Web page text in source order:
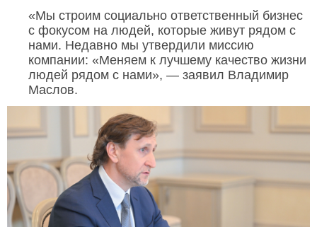
«Мы строим социально ответственный бизнес
с фокусом на людей, которые живут рядом с
нами. Недавно мы утвердили миссию
компании: «Меняем к лучшему качество жизни
людей рядом с нами», — заявил Владимир
Маслов.